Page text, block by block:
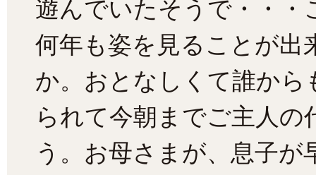
遊んでいたそうで・・・
何年も姿を見ることが出
か。おとなしくて誰から
られて今朝までご主人
う。お母さまが、息子が